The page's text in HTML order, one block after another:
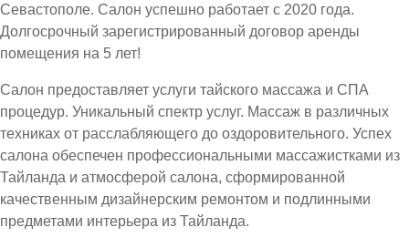
Севастополе. Салон успешно работает с 2020 года.
Долгосрочный зарегистрированный договор аренды
помещения на 5 лет!
Салон предоставляет услуги тайского массажа и СПА
процедур. Уникальный спектр услуг. Массаж в различных
техниках от расслабляющего до оздоровительного. Успех
салона обеспечен профессиональными массажистками из
Тайланда и атмосферой салона, сформированной
качественным дизайнерским ремонтом и подлинными
предметами интерьера из Тайланда.